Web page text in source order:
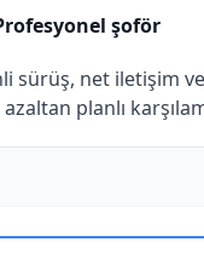
şoför
sürüş, net iletişim
planlı